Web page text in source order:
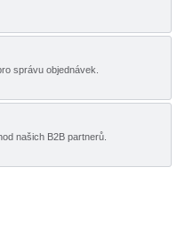
správu objednávek.
našich B2B partnerů.